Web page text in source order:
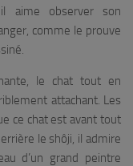
aime observer son
comme le prouve
le chat tout en
attachant. Les
ce chat est avant tout
le shôji, il admire
d’un grand peintre